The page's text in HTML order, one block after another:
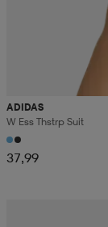
ADIDAS
W Ess Thstrp Suit
37,99